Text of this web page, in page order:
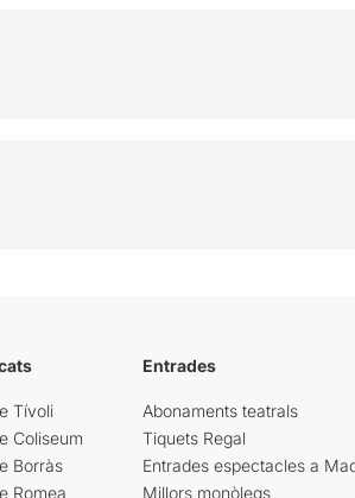
Tívoli
Coliseum
Borràs
Romea
Entrades
Abonaments teatrals
Tiquets Regal
Entrades espectacles a
Millors monòlegs